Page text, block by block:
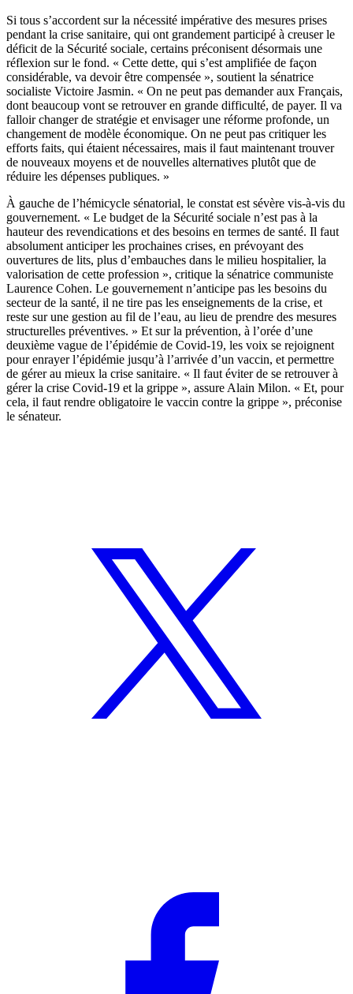
Si tous s’accordent sur la nécessité impérative des mesures prises
pendant la crise sanitaire, qui ont grandement participé à creuser le
déficit de la Sécurité sociale, certains préconisent désormais une
réflexion sur le fond. « Cette dette, qui s’est amplifiée de façon
considérable, va devoir être compensée », soutient la sénatrice
socialiste Victoire Jasmin. « On ne peut pas demander aux Français,
dont beaucoup vont se retrouver en grande difficulté, de payer. Il va
falloir changer de stratégie et envisager une réforme profonde, un
changement de modèle économique. On ne peut pas critiquer les
efforts faits, qui étaient nécessaires, mais il faut maintenant trouver
de nouveaux moyens et de nouvelles alternatives plutôt que de
réduire les dépenses publiques. »
À gauche de l’hémicycle sénatorial, le constat est sévère vis-à-vis du
gouvernement. « Le budget de la Sécurité sociale n’est pas à la
hauteur des revendications et des besoins en termes de santé. Il faut
absolument anticiper les prochaines crises, en prévoyant des
ouvertures de lits, plus d’embauches dans le milieu hospitalier, la
valorisation de cette profession », critique la sénatrice communiste
Laurence Cohen. Le gouvernement n’anticipe pas les besoins du
secteur de la santé, il ne tire pas les enseignements de la crise, et
reste sur une gestion au fil de l’eau, au lieu de prendre des mesures
structurelles préventives. » Et sur la prévention, à l’orée d’une
deuxième vague de l’épidémie de Covid-19, les voix se rejoignent
pour enrayer l’épidémie jusqu’à l’arrivée d’un vaccin, et permettre
de gérer au mieux la crise sanitaire. « Il faut éviter de se retrouver à
gérer la crise Covid-19 et la grippe », assure Alain Milon. « Et, pour
cela, il faut rendre obligatoire le vaccin contre la grippe », préconise
le sénateur.